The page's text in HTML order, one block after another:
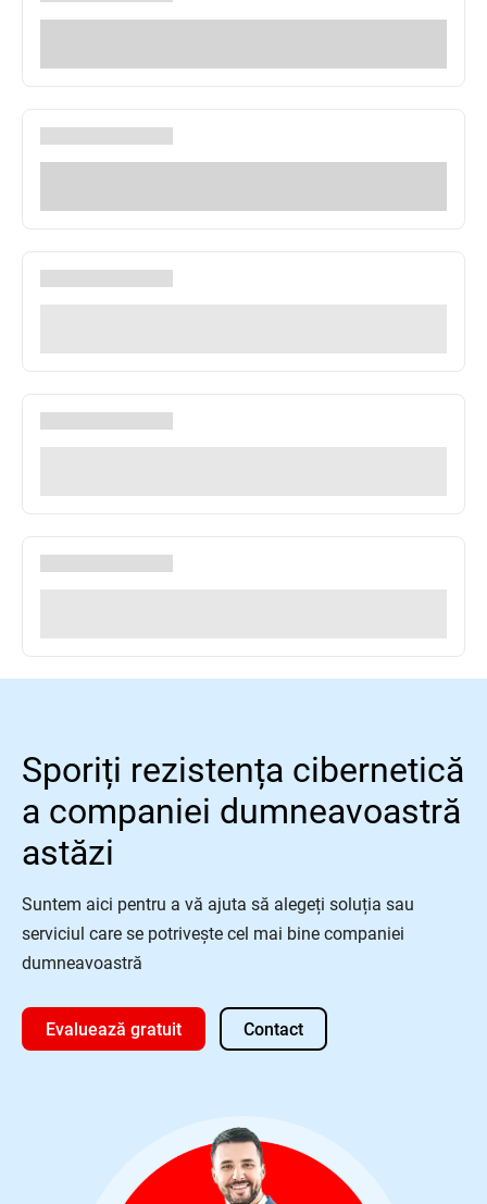
Sporiți rezistența cibernetică
a companiei dumneavoastră
astăzi
Suntem aici pentru a vă ajuta să alegeți soluția sau
serviciul care se potrivește cel mai bine companiei
dumneavoastră
Evaluează gratuit Contact